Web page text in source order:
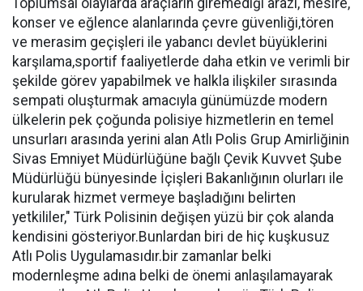
Toplumsal olaylarda araçların giremediği arazi, mesire,
konser ve eğlence alanlarında çevre güvenliği,tören
ve merasim geçişleri ile yabancı devlet büyüklerini
karşılama,sportif faaliyetlerde daha etkin ve verimli bir
şekilde görev yapabilmek ve halkla ilişkiler sırasında
sempati oluşturmak amacıyla günümüzde modern
ülkelerin pek çoğunda polisiye hizmetlerin en temel
unsurları arasında yerini alan Atlı Polis Grup Amirliğinin
Sivas Emniyet Müdürlüğüne bağlı Çevik Kuvvet Şube
Müdürlüğü bünyesinde İçişleri Bakanlığının olurları ile
kurularak hizmet vermeye başladığını belirten
yetkililer," Türk Polisinin değişen yüzü bir çok alanda
kendisini gösteriyor.Bunlardan biri de hiç kuşkusuz
Atlı Polis Uygulamasıdır.bir zamanlar belki
modernleşme adına belki de önemi anlaşılamayarak